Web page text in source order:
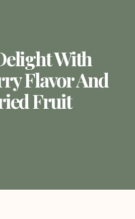
With
Flavor And
Fruit